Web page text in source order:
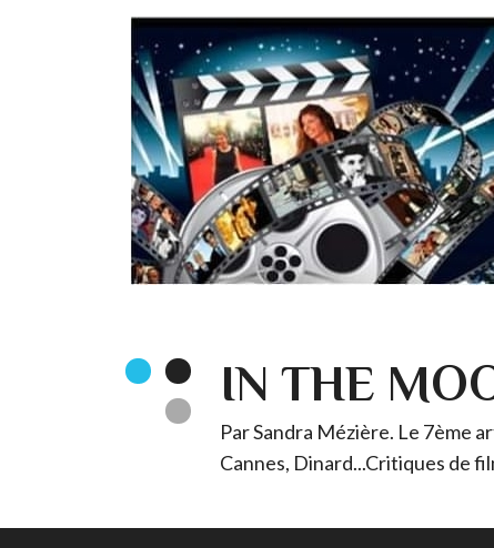
IN THE
Par Sandra Mézière. Le 7ème
Cannes, Dinard...Critiques de